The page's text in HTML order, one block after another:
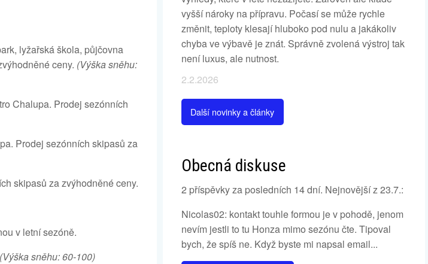
lyžařská škola, půjčovna
ceny. (Výška sněhu:
Chalupa. Prodej sezónních
Prodej sezónních skipasů za
skipasů za zvýhodněné ceny.
v letní sezóně.
(Výška sněhu: 60-100)
vyšší nároky na přípravu. Počasí se může rychle
změnit, teploty klesají hluboko pod nulu a jakákoliv
chyba ve výbavě je znát. Správně zvolená výstroj tak
není luxus, ale nutnost.
2.2.2026
Další novinky a články
Obecná diskuse
2 příspěvky za posledních 14 dní. Nejnovější z 23.7.:
Nicolas02: kontakt touhle formou je v pohodě, jenom
nevím jestli to tu Honza mimo sezónu čte. Tipoval
bych, že spíš ne. Když byste mi napsal email...